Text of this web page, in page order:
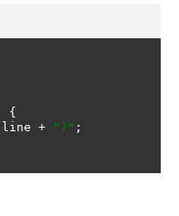
{
line + ")" ;